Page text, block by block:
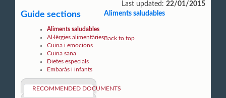
Last updated: 22/01/2015
Guide sections
Aliments saludables
Al·lèrgies alimentàries
Cuina i emocions
Cuina sana
Dietes especials
Embaràs i infants
Aliments saludables
RECOMMENDED DOCUMENTS
Back to top